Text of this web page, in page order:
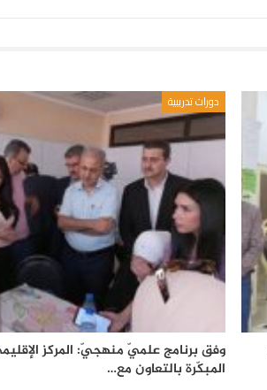
دورات تدريبية
وفق برنامج علميّ منهجيّ: المركز
المبكّرة بالتعاون مع…